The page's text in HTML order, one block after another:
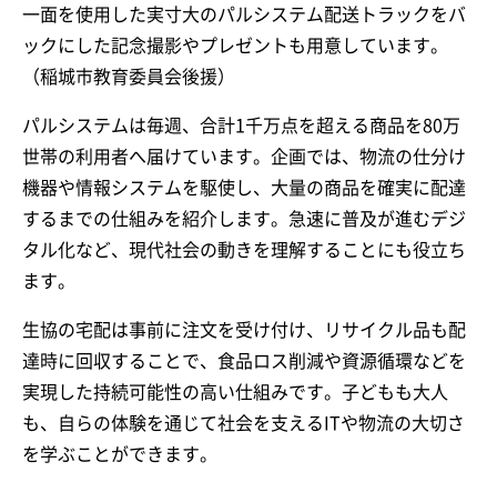
一面を使用した実寸大のパルシステム配送トラックをバ
ックにした記念撮影やプレゼントも用意しています。
（稲城市教育委員会後援）
パルシステムは毎週、合計1千万点を超える商品を80万
世帯の利用者へ届けています。企画では、物流の仕分け
機器や情報システムを駆使し、大量の商品を確実に配達
するまでの仕組みを紹介します。急速に普及が進むデジ
タル化など、現代社会の動きを理解することにも役立ち
ます。
生協の宅配は事前に注文を受け付け、リサイクル品も配
達時に回収することで、食品ロス削減や資源循環などを
実現した持続可能性の高い仕組みです。子どもも大人
も、自らの体験を通じて社会を支えるITや物流の大切さ
を学ぶことができます。